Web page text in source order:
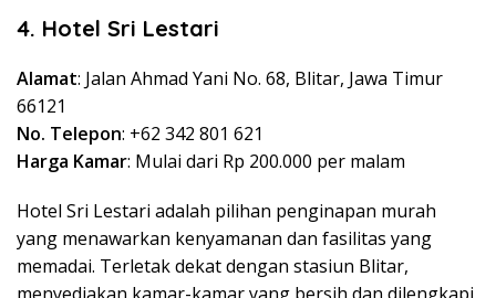
4. Hotel Sri Lestari
Alamat: Jalan Ahmad Yani No. 68, Blitar, Jawa Timur
66121
No. Telepon: +62 342 801 621
Harga Kamar: Mulai dari Rp 200.000 per malam
Hotel Sri Lestari adalah pilihan penginapan murah
yang menawarkan kenyamanan dan fasilitas yang
memadai. Terletak dekat dengan stasiun Blitar,